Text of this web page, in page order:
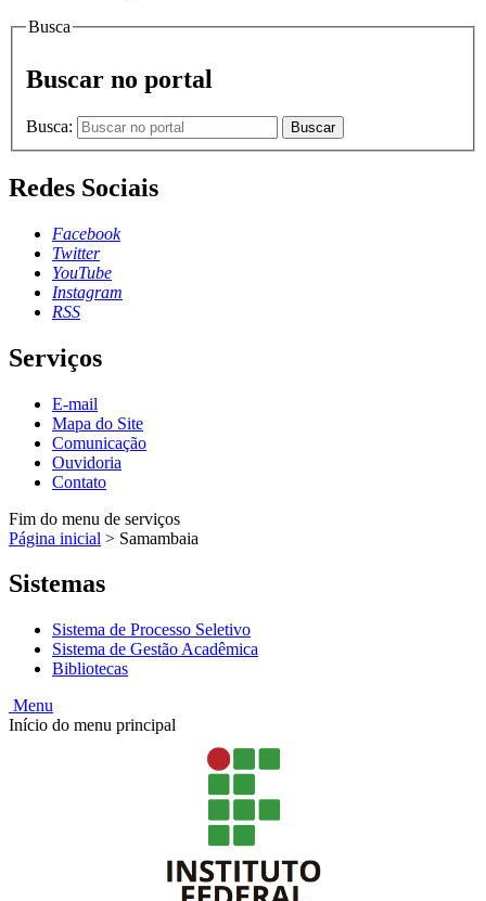
Busca
Buscar no portal
Busca: Buscar
Redes Sociais
Facebook
Twitter
YouTube
Instagram
RSS
Serviços
E-mail
Mapa do Site
Comunicação
Ouvidoria
Contato
Fim do menu de serviços
Página inicial > Samambaia
Sistemas
Sistema de Processo Seletivo
Sistema de Gestão Acadêmica
Bibliotecas
Menu
Início do menu principal